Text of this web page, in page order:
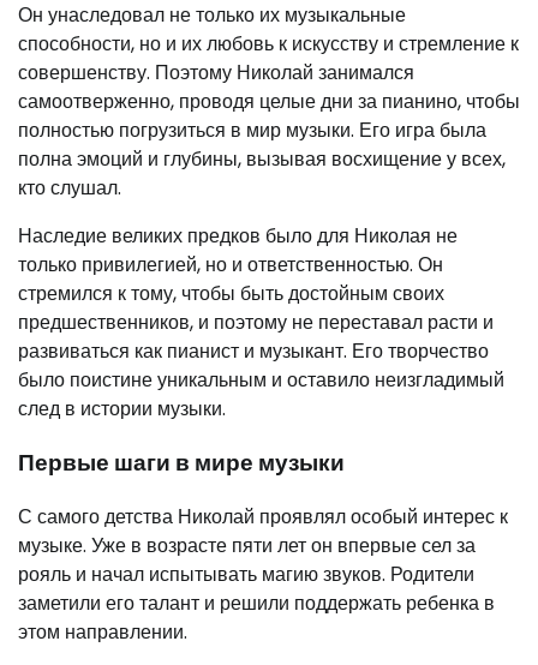
Он унаследовал не только их музыкальные
способности, но и их любовь к искусству и стремление к
совершенству. Поэтому Николай занимался
самоотверженно, проводя целые дни за пианино, чтобы
полностью погрузиться в мир музыки. Его игра была
полна эмоций и глубины, вызывая восхищение у всех,
кто слушал.
Наследие великих предков было для Николая не
только привилегией, но и ответственностью. Он
стремился к тому, чтобы быть достойным своих
предшественников, и поэтому не переставал расти и
развиваться как пианист и музыкант. Его творчество
было поистине уникальным и оставило неизгладимый
след в истории музыки.
Первые шаги в мире музыки
С самого детства Николай проявлял особый интерес к
музыке. Уже в возрасте пяти лет он впервые сел за
рояль и начал испытывать магию звуков. Родители
заметили его талант и решили поддержать ребенка в
этом направлении.